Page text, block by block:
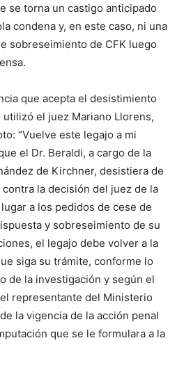
se torna un castigo anticipado
condena y, en este caso, ni una
sobreseimiento de CFK luego
que acepta el desistimiento
el juez Mariano Llorens,
“Vuelve este legajo a mi
el Dr. Beraldi, a cargo de la
de Kirchner, desistiera de
la decisión del juez de la
a los pedidos de cese de
y sobreseimiento de su
el legajo debe volver a la
siga su trámite, conforme lo
de la investigación y según el
representante del Ministerio
la vigencia de la acción penal
que se le formulara a la